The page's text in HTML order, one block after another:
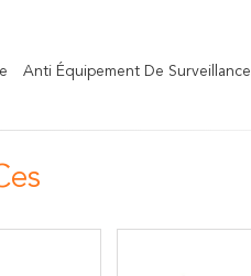
Anti Équipement De Surveillance